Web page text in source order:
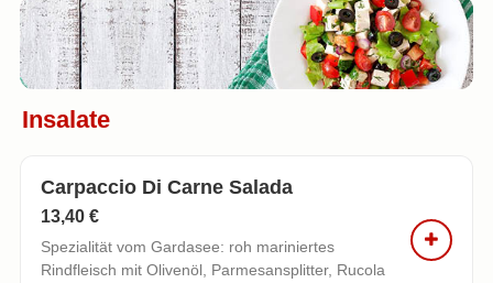
Insalate
Carpaccio Di Carne Salada
13,40 €
Spezialität vom Gardasee: roh mariniertes
Rindfleisch mit Olivenöl, Parmesansplitter, Rucola